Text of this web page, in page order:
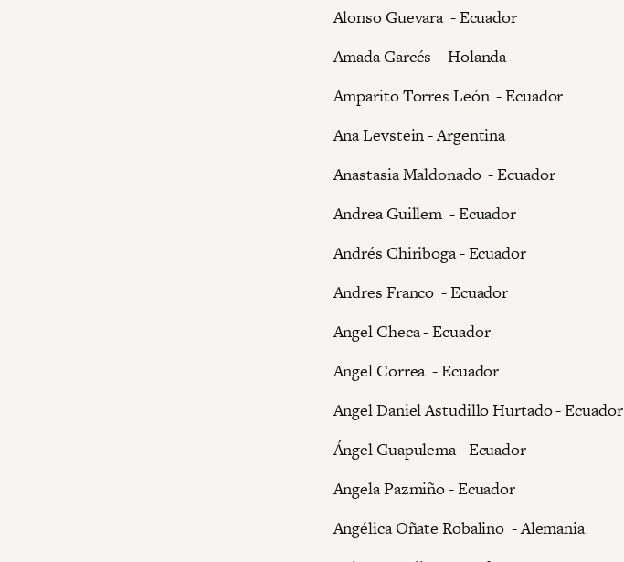
Alonso Guevara - Ecuador
Amada Garcés - Holanda
Amparito Torres León - Ecuador
Ana Levstein - Argentina
Anastasia Maldonado - Ecuador
Andrea Guillem - Ecuador
Andrés Chiriboga - Ecuador
Andres Franco - Ecuador
Angel Checa - Ecuador
Angel Correa - Ecuador
Angel Daniel Astudillo Hurtado - Ecuador
Ángel Guapulema - Ecuador
Angela Pazmiño - Ecuador
Angélica Oñate Robalino - Alemania